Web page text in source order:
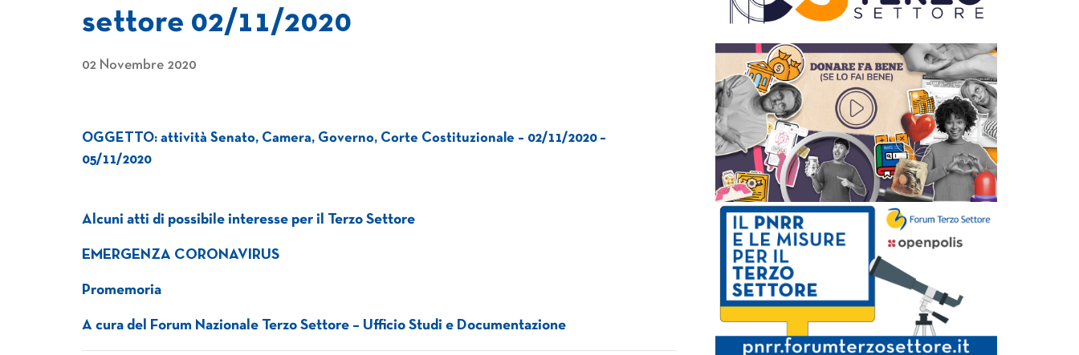
settore 02/11/2020
02 Novembre 2020
OGGETTO: attività Senato, Camera, Governo, Corte Costituzionale – 02/11/2020 –
05/11/2020
Alcuni atti di possibile interesse per il Terzo Settore
EMERGENZA CORONAVIRUS
Promemoria
A cura del Forum Nazionale Terzo Settore – Ufficio Studi e Documentazione